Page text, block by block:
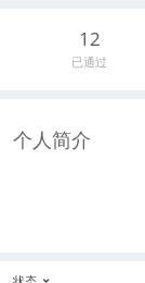
12
已通过
个人简介